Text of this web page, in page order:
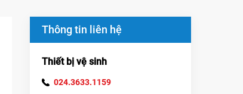
Thông tin liên hệ
Thiết bị vệ sinh
024.3633.1159